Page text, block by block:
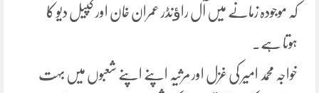
کہ موجودہ زمانے میں آل راﺅنڈر عمران خان اور کپیل دیو کا
ہوتا ہے۔
خواجہ محمد امیر کی غزل اور مرثیہ اپنے اپنے شعبوں میں بہت